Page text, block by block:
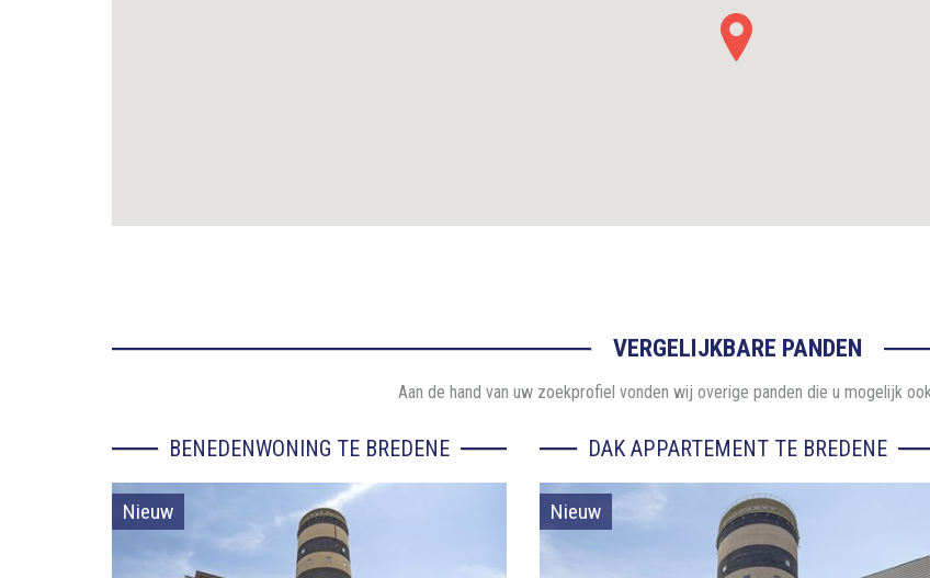
VERGELIJKBARE PANDEN
Aan de hand van uw zoekprofiel vonden wij overige panden die u mogelijk
BENEDENWONING TE BREDENE
Nieuw
DAK APPARTEMENT TE BREDENE
Nieuw